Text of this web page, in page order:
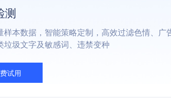
测
样本数据，智能策略定制，高效过滤色情、广
垃圾文字及敏感词、违禁变种
试用